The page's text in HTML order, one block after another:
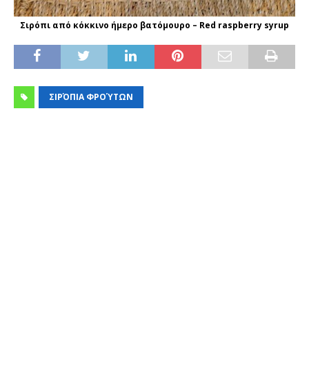
Σιρόπι από κόκκινο ήμερο βατόμουρο – Red raspberry syrup
ΣΙΡΌΠΙΑ ΦΡΟΎΤΩΝ